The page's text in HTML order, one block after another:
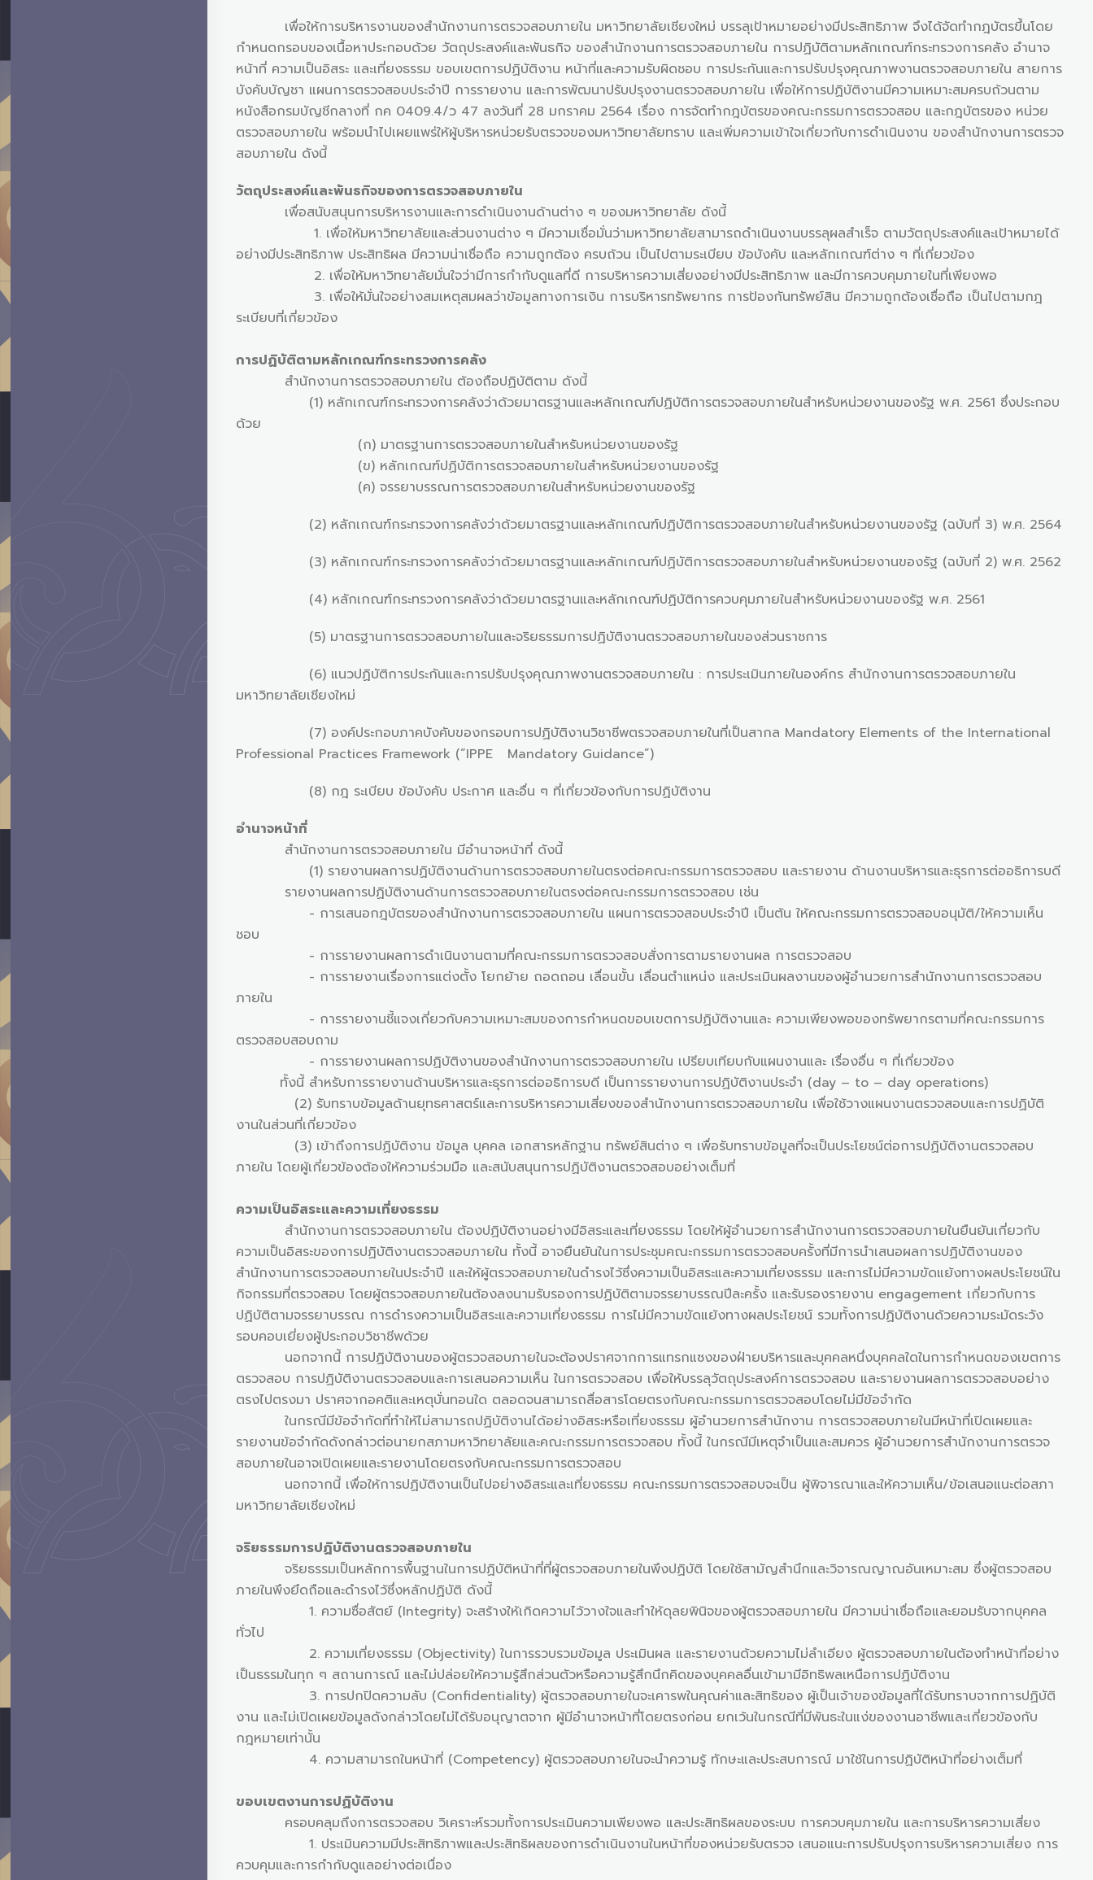
เพื่อให้การบริหารงานของสำนักงานการตรวจสอบภายใน มหาวิทยาลัยเชียงใหม่ บรรลุเป้าหมายอย่างมีประสิทธิภาพ จึงได้จัดทำกฎบัตรขึ้นโดย
กำหนดกรอบของเนื้อหาประกอบด้วย วัตถุประสงค์และพันธกิจ ของสำนักงานการตรวจสอบภายใน การปฏิบัติตามหลักเกณฑ์กระทรวงการคลัง อำนาจ
หน้าที่ ความเป็นอิสระ และเที่ยงธรรม ขอบเขตการปฏิบัติงาน หน้าที่และความรับผิดชอบ การประกันและการปรับปรุงคุณภาพงานตรวจสอบภายใน สายการ
บังคับบัญชา แผนการตรวจสอบประจำปี การรายงาน และการพัฒนาปรับปรุงงานตรวจสอบภายใน เพื่อให้การปฏิบัติงานมีความเหมาะสมครบถ้วนตาม
หนังสือกรมบัญชีกลางที่ กค 0409.4/ว 47 ลงวันที่ 28 มกราคม 2564 เรื่อง การจัดทำกฎบัตรของคณะกรรมการตรวจสอบ และกฎบัตรของ หน่วย
ตรวจสอบภายใน พร้อมนำไปเผยแพร่ให้ผู้บริหารหน่วยรับตรวจของมหาวิทยาลัยทราบ และเพิ่มความเข้าใจเกี่ยวกับการดำเนินงาน ของสำนักงานการตรวจ
สอบภายใน ดังนี้
วัตถุประสงค์และพันธกิจของการตรวจสอบภายใน
เพื่อสนับสนุนการบริหารงานและการดำเนินงานด้านต่าง ๆ ของมหาวิทยาลัย ดังนี้
1. เพื่อให้มหาวิทยาลัยและส่วนงานต่าง ๆ มีความเชื่อมั่นว่ามหาวิทยาลัยสามารถดำเนินงานบรรลุผลสำเร็จ ตามวัตถุประสงค์และเป้าหมายได้
อย่างมีประสิทธิภาพ ประสิทธิผล มีความน่าเชื่อถือ ความถูกต้อง ครบถ้วน เป็นไปตามระเบียบ ข้อบังคับ และหลักเกณฑ์ต่าง ๆ ที่เกี่ยวข้อง
2. เพื่อให้มหาวิทยาลัยมั่นใจว่ามีการกำกับดูแลที่ดี การบริหารความเสี่ยงอย่างมีประสิทธิภาพ และมีการควบคุมภายในที่เพียงพอ
3. เพื่อให้มั่นใจอย่างสมเหตุสมผลว่าข้อมูลทางการเงิน การบริหารทรัพยากร การป้องกันทรัพย์สิน มีความถูกต้องเชื่อถือ เป็นไปตามกฎ
ระเบียบที่เกี่ยวข้อง
การปฏิบัติตามหลักเกณฑ์กระทรวงการคลัง
สำนักงานการตรวจสอบภายใน ต้องถือปฏิบัติตาม ดังนี้
(1) หลักเกณฑ์กระทรวงการคลังว่าด้วยมาตรฐานและหลักเกณฑ์ปฏิบัติการตรวจสอบภายในสำหรับหน่วยงานของรัฐ พ.ศ. 2561 ซึ่งประกอบ
ด้วย
(ก) มาตรฐานการตรวจสอบภายในสำหรับหน่วยงานของรัฐ
(ข) หลักเกณฑ์ปฏิบัติการตรวจสอบภายในสำหรับหน่วยงานของรัฐ
(ค) จรรยาบรรณการตรวจสอบภายในสำหรับหน่วยงานของรัฐ
(2) หลักเกณฑ์กระทรวงการคลังว่าด้วยมาตรฐานและหลักเกณฑ์ปฏิบัติการตรวจสอบภายในสำหรับหน่วยงานของรัฐ (ฉบับที่ 3) พ.ศ. 2564
(3) หลักเกณฑ์กระทรวงการคลังว่าด้วยมาตรฐานและหลักเกณฑ์ปฏิบัติการตรวจสอบภายในสำหรับหน่วยงานของรัฐ (ฉบับที่ 2) พ.ศ. 2562
(4) หลักเกณฑ์กระทรวงการคลังว่าด้วยมาตรฐานและหลักเกณฑ์ปฏิบัติการควบคุมภายในสําหรับหน่วยงานของรัฐ พ.ศ. 2561
(5) มาตรฐานการตรวจสอบภายในและจริยธรรมการปฏิบัติงานตรวจสอบภายในของส่วนราชการ
(6) แนวปฏิบัติการประกันและการปรับปรุงคุณภาพงานตรวจสอบภายใน : การประเมินภายในองค์กร สำนักงานการตรวจสอบภายใน
มหาวิทยาลัยเชียงใหม่
(7) องค์ประกอบภาคบังคับของกรอบการปฏิบัติงานวิชาชีพตรวจสอบภายในที่เป็นสากล Mandatory Elements of the International
Professional Practices Framework (“IPPE Mandatory Guidance”)
(8) กฎ ระเบียบ ข้อบังคับ ประกาศ และอื่น ๆ ที่เกี่ยวข้องกับการปฏิบัติงาน
อำนาจหน้าที่
สำนักงานการตรวจสอบภายใน มีอำนาจหน้าที่ ดังนี้
(1) รายงานผลการปฏิบัติงานด้านการตรวจสอบภายในตรงต่อคณะกรรมการตรวจสอบ และรายงาน ด้านงานบริหารและธุรการต่ออธิการบดี
รายงานผลการปฏิบัติงานด้านการตรวจสอบภายในตรงต่อคณะกรรมการตรวจสอบ เช่น
- การเสนอกฎบัตรของสำนักงานการตรวจสอบภายใน แผนการตรวจสอบประจำปี เป็นต้น ให้คณะกรรมการตรวจสอบอนุมัติ/ให้ความเห็น
ชอบ
- การรายงานผลการดำเนินงานตามที่คณะกรรมการตรวจสอบสั่งการตามรายงานผล การตรวจสอบ
- การรายงานเรื่องการแต่งตั้ง โยกย้าย ถอดถอน เลื่อนขั้น เลื่อนตำแหน่ง และประเมินผลงานของผู้อำนวยการสำนักงานการตรวจสอบ
ภายใน
- การรายงานชี้แจงเกี่ยวกับความเหมาะสมของการกำหนดขอบเขตการปฏิบัติงานและ ความเพียงพอของทรัพยากรตามที่คณะกรรมการ
ตรวจสอบสอบถาม
- การรายงานผลการปฏิบัติงานของสำนักงานการตรวจสอบภายใน เปรียบเทียบกับแผนงานและ เรื่องอื่น ๆ ที่เกี่ยวข้อง
ทั้งนี้ สำหรับการรายงานด้านบริหารและธุรการต่ออธิการบดี เป็นการรายงานการปฏิบัติงานประจำ (day – to – day operations)
(2) รับทราบข้อมูลด้านยุทธศาสตร์และการบริหารความเสี่ยงของสำนักงานการตรวจสอบภายใน เพื่อใช้วางแผนงานตรวจสอบและการปฏิบัติ
งานในส่วนที่เกี่ยวข้อง
(3) เข้าถึงการปฏิบัติงาน ข้อมูล บุคคล เอกสารหลักฐาน ทรัพย์สินต่าง ๆ เพื่อรับทราบข้อมูลที่จะเป็นประโยชน์ต่อการปฏิบัติงานตรวจสอบ
ภายใน โดยผู้เกี่ยวข้องต้องให้ความร่วมมือ และสนับสนุนการปฏิบัติงานตรวจสอบอย่างเต็มที่
ความเป็นอิสระและความเที่ยงธรรม
สำนักงานการตรวจสอบภายใน ต้องปฏิบัติงานอย่างมีอิสระและเที่ยงธรรม โดยให้ผู้อำนวยการสำนักงานการตรวจสอบภายในยืนยันเกี่ยวกับ
ความเป็นอิสระของการปฏิบัติงานตรวจสอบภายใน ทั้งนี้ อาจยืนยันในการประชุมคณะกรรมการตรวจสอบครั้งที่มีการนำเสนอผลการปฏิบัติงานของ
สำนักงานการตรวจสอบภายในประจำปี และให้ผู้ตรวจสอบภายในดำรงไว้ซึ่งความเป็นอิสระและความเที่ยงธรรม และการไม่มีความขัดแย้งทางผลประโยชน์ใน
กิจกรรมที่ตรวจสอบ โดยผู้ตรวจสอบภายในต้องลงนามรับรองการปฏิบัติตามจรรยาบรรณปีละครั้ง และรับรองรายงาน engagement เกี่ยวกับการ
ปฏิบัติตามจรรยาบรรณ การดำรงความเป็นอิสระและความเที่ยงธรรม การไม่มีความขัดแย้งทางผลประโยชน์ รวมทั้งการปฏิบัติงานด้วยความระมัดระวัง
รอบคอบเยี่ยงผู้ประกอบวิชาชีพด้วย
นอกจากนี้ การปฏิบัติงานของผู้ตรวจสอบภายในจะต้องปราศจากการแทรกแซงของฝ่ายบริหารและบุคคลหนึ่งบุคคลใดในการกำหนดของเขตการ
ตรวจสอบ การปฏิบัติงานตรวจสอบและการเสนอความเห็น ในการตรวจสอบ เพื่อให้บรรลุวัตถุประสงค์การตรวจสอบ และรายงานผลการตรวจสอบอย่าง
ตรงไปตรงมา ปราศจากอคติและเหตุบั่นทอนใด ตลอดจนสามารถสื่อสารโดยตรงกับคณะกรรมการตรวจสอบโดยไม่มีข้อจำกัด
ในกรณีมีข้อจำกัดที่ทำให้ไม่สามารถปฏิบัติงานได้อย่างอิสระหรือเที่ยงธรรม ผู้อำนวยการสำนักงาน การตรวจสอบภายในมีหน้าที่เปิดเผยและ
รายงานข้อจำกัดดังกล่าวต่อนายกสภามหาวิทยาลัยและคณะกรรมการตรวจสอบ ทั้งนี้ ในกรณีมีเหตุจำเป็นและสมควร ผู้อำนวยการสำนักงานการตรวจ
สอบภายในอาจเปิดเผยและรายงานโดยตรงกับคณะกรรมการตรวจสอบ
นอกจากนี้ เพื่อให้การปฏิบัติงานเป็นไปอย่างอิสระและเที่ยงธรรม คณะกรรมการตรวจสอบจะเป็น ผู้พิจารณาและให้ความเห็น/ข้อเสนอแนะต่อสภา
มหาวิทยาลัยเชียงใหม่
จริยธรรมการปฏิบัติงานตรวจสอบภายใน
จริยธรรมเป็นหลักการพื้นฐานในการปฏิบัติหน้าที่ที่ผู้ตรวจสอบภายในพึงปฏิบัติ โดยใช้สามัญสำนึกและวิจารณญาณอันเหมาะสม ซึ่งผู้ตรวจสอบ
ภายในพึงยึดถือและดำรงไว้ซึ่งหลักปฏิบัติ ดังนี้
1. ความซื่อสัตย์ (Integrity) จะสร้างให้เกิดความไว้วางใจและทำให้ดุลยพินิจของผู้ตรวจสอบภายใน มีความน่าเชื่อถือและยอมรับจากบุคคล
ทั่วไป
2. ความเที่ยงธรรม (Objectivity) ในการรวบรวมข้อมูล ประเมินผล และรายงานด้วยความไม่ลำเอียง ผู้ตรวจสอบภายในต้องทำหน้าที่อย่าง
เป็นธรรมในทุก ๆ สถานการณ์ และไม่ปล่อยให้ความรู้สึกส่วนตัวหรือความรู้สึกนึกคิดของบุคคลอื่นเข้ามามีอิทธิพลเหนือการปฏิบัติงาน
3. การปกปิดความลับ (Confidentiality) ผู้ตรวจสอบภายในจะเคารพในคุณค่าและสิทธิของ ผู้เป็นเจ้าของข้อมูลที่ได้รับทราบจากการปฏิบัติ
งาน และไม่เปิดเผยข้อมูลดังกล่าวโดยไม่ได้รับอนุญาตจาก ผู้มีอำนาจหน้าที่โดยตรงก่อน ยกเว้นในกรณีที่มีพันธะในแง่ของงานอาชีพและเกี่ยวข้องกับ
กฎหมายเท่านั้น
4. ความสามารถในหน้าที่ (Competency) ผู้ตรวจสอบภายในจะนำความรู้ ทักษะและประสบการณ์ มาใช้ในการปฏิบัติหน้าที่อย่างเต็มที่
ขอบเขตงานการปฏิบัติงาน
ครอบคลุมถึงการตรวจสอบ วิเคราะห์รวมทั้งการประเมินความเพียงพอ และประสิทธิผลของระบบ การควบคุมภายใน และการบริหารความเสี่ยง
1. ประเมินความมีประสิทธิภาพและประสิทธิผลของการดำเนินงานในหน้าที่ของหน่วยรับตรวจ เสนอแนะการปรับปรุงการบริหารความเสี่ยง การ
ควบคุมและการกำกับดูแลอย่างต่อเนื่อง